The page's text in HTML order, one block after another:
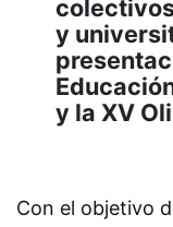
y
y la XV
Con el objetivo